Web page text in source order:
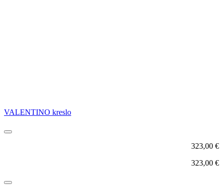
VALENTINO kreslo
323,00 €
323,00 €